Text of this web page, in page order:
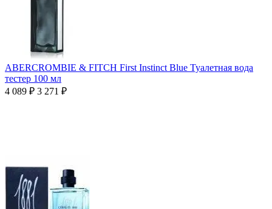
ABERCROMBIE & FITCH First Instinct Blue Туалетная вода
тестер 100 мл
4 089 ₽ 3 271 ₽